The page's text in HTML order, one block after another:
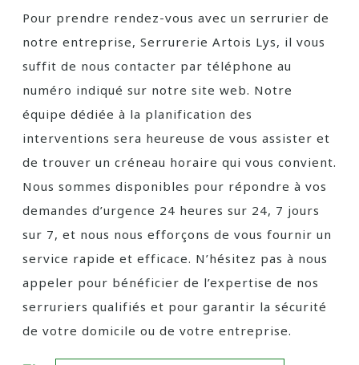
Pour prendre rendez-vous avec un serrurier de
notre entreprise, Serrurerie Artois Lys, il vous
suffit de nous contacter par téléphone au
numéro indiqué sur notre site web. Notre
équipe dédiée à la planification des
interventions sera heureuse de vous assister et
de trouver un créneau horaire qui vous convient.
Nous sommes disponibles pour répondre à vos
demandes d’urgence 24 heures sur 24, 7 jours
sur 7, et nous nous efforçons de vous fournir un
service rapide et efficace. N’hésitez pas à nous
appeler pour bénéficier de l’expertise de nos
serruriers qualifiés et pour garantir la sécurité
de votre domicile ou de votre entreprise.